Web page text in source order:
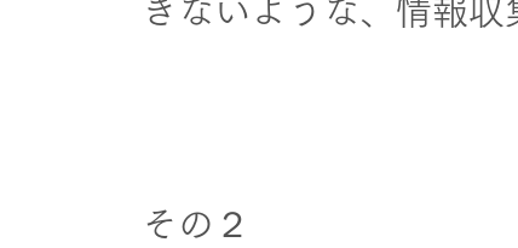
きないような、情報
その２